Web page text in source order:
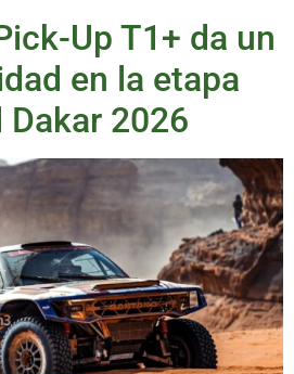
Up T1+ da un
en la etapa
2026